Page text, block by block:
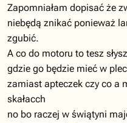
Zapomniałam dopisać że
niebędą znikać ponieważ
zgubić.
A co do motoru to tesz
gdzie go będzie mieć w
zamiast apteczek czy co a
skałacch
no bo raczej w świątyni